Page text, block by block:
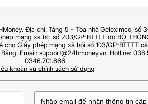
Địa chỉ: Tầng 5 - Tòa nhà Geleximco, số
mạng xã hội số 203/GP-BTTTT do BỘ
Giấy phép mạng xã hội số 103/GP-BTTTT
Email: support@24hmoney.vn. Hotline:
0346.701.666
khoản và chính sách sử dụng